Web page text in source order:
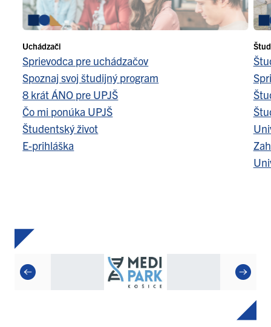
Uchádzači
Sprievodca pre uchádzačov
Spoznaj svoj študijný program
8 krát ÁNO pre UPJŠ
Čo mi ponúka UPJŠ
Študentský život
E-prihláška